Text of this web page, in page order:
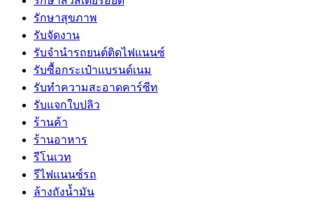
รักษาสุขภาพ
รับจัดงาน
รับจํานํารถยนต์ติดไฟแนนซ์
รับซื้อกระเป๋าแบรนด์เนม
รับทำความสะอาดคาร์ซีท
รับแจกใบปลิว
ร้านค้า
ร้านอาหาร
รีโนเวท
รีไฟแนนซ์รถ
ล้างถังน้ำมัน